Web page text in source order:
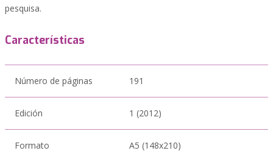
pesquisa.
Características
Número de páginas 191
Edición 1 (2012)
Formato A5 (148x210)